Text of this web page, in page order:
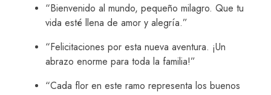
“Bienvenido al mundo, pequeño milagro. Que tu
vida esté llena de amor y alegría.”
“Felicitaciones por esta nueva aventura. ¡Un
abrazo enorme para toda la familia!”
“Cada flor en este ramo representa los buenos